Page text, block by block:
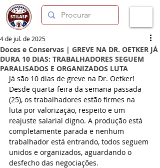
Doces e Conservas | GREVE NA DR. OETKER JÁ
DURA 10 DIAS: TRABALHADORES SEGUEM
PARALISADOS E ORGANIZADOS LUTA
4 de jul. de 2025
Já são 10 dias de greve na Dr. Oetker!
Desde quarta-feira da semana passada
(25), os trabalhadores estão firmes na
luta por valorização, respeito e um
reajuste salarial digno. A produção está
completamente parada e nenhum
trabalhador está entrando, todos seguem
unidos e organizados, aguardando o
desfecho das negociações.